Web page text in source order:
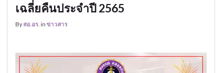
เฉลี่ยคืนประจำปี 2565
By สอ.อร. in ข่าวสาร